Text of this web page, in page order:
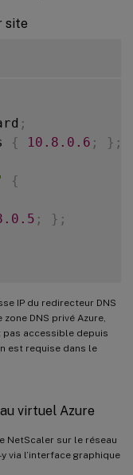
site
;
{ 10.8 .0 .6 ; } ;
{
.0 .5 ; } ;
IP du redirecteur DNS
DNS privé Azure,
pas accessible depuis
est requise dans le
virtuel Azure
NetScaler sur le réseau
via l’interface graphique